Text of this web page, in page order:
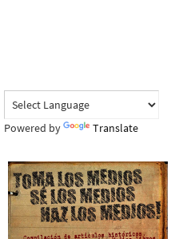
Powered by Translate